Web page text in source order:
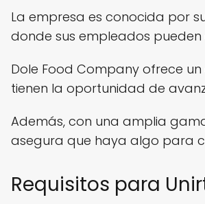
La empresa es conocida por
donde sus empleados
Dole Food Company ofrece
tienen la oportunidad de
Además, con una amplia
asegura que haya algo para
Requisitos para